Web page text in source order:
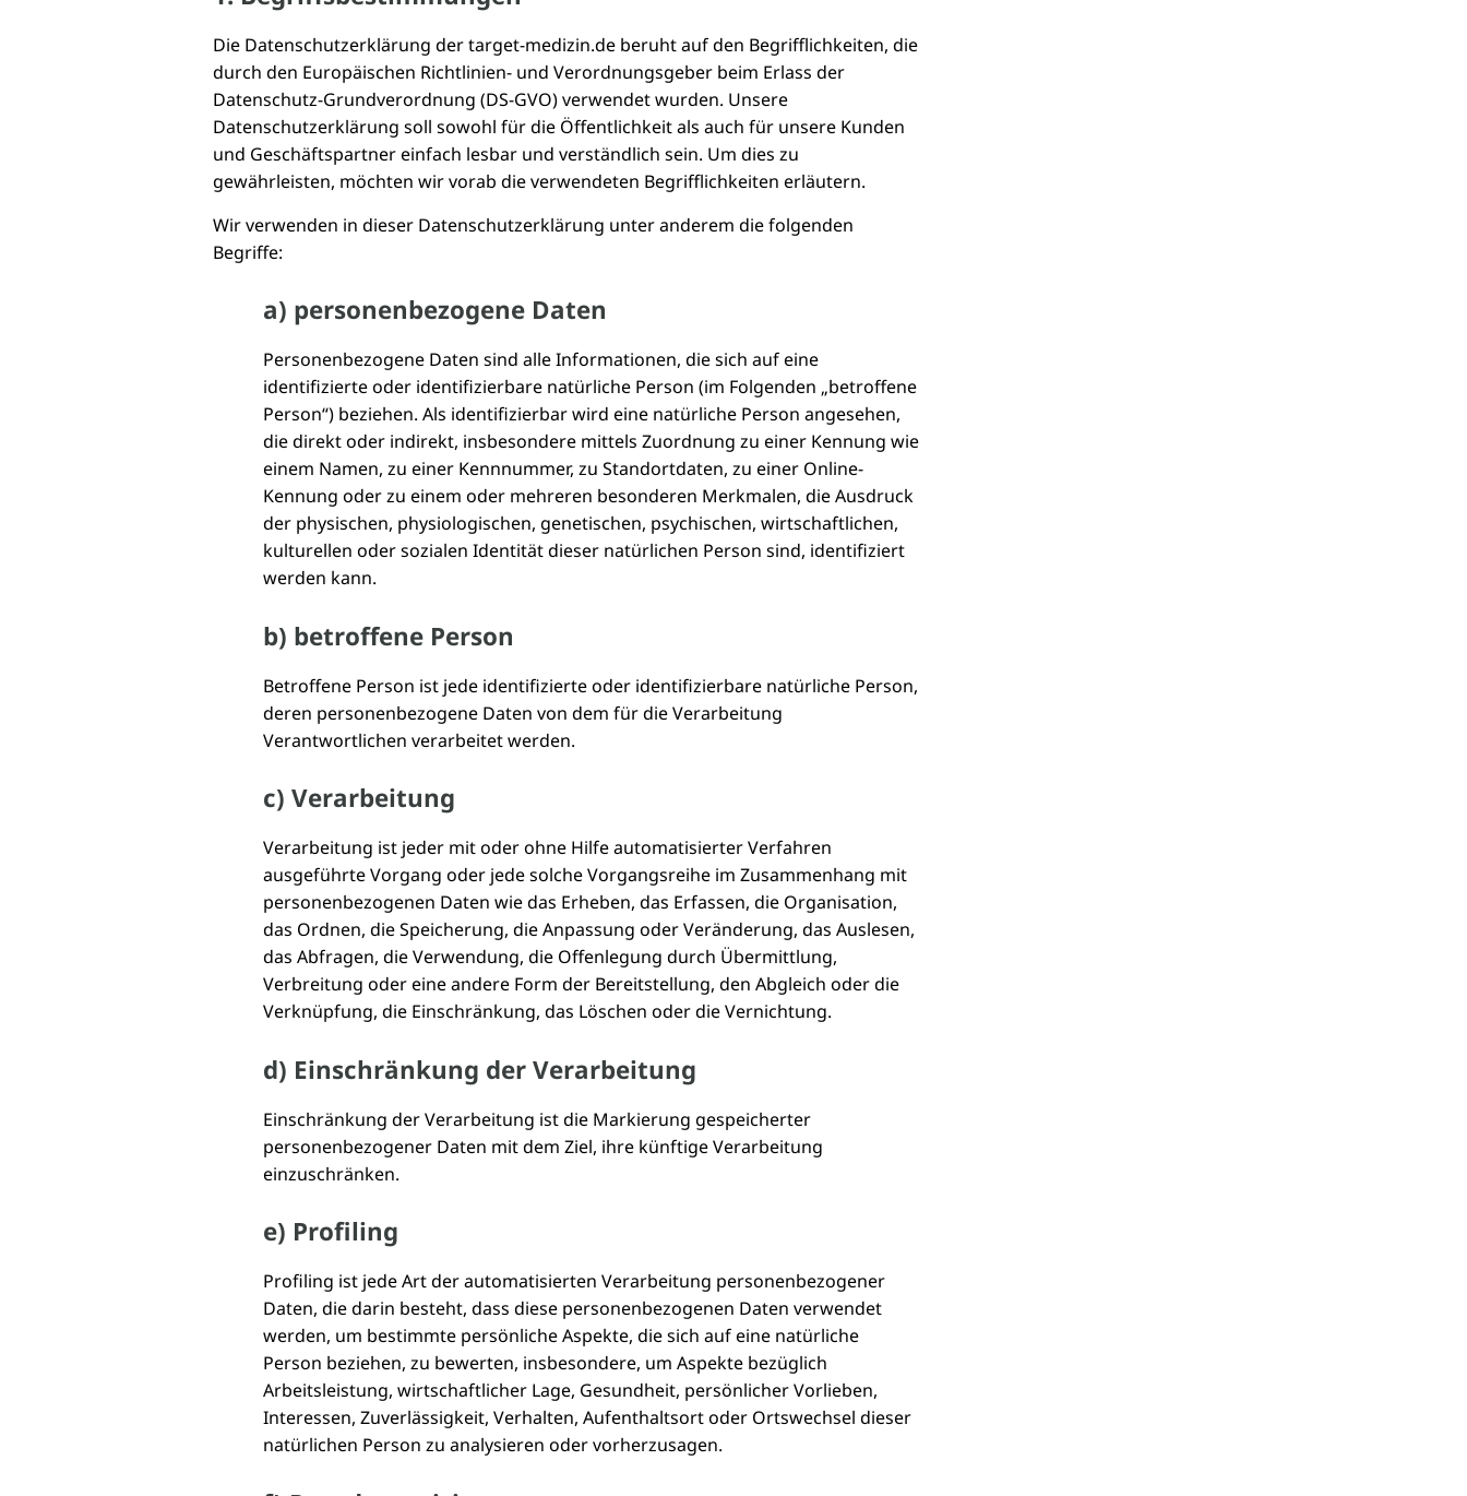
Die Datenschutzerklärung der target-medizin.de beruht auf den Begrifflichkeiten, die
durch den Europäischen Richtlinien- und Verordnungsgeber beim Erlass der
Datenschutz-Grundverordnung (DS-GVO) verwendet wurden. Unsere
Datenschutzerklärung soll sowohl für die Öffentlichkeit als auch für unsere Kunden
und Geschäftspartner einfach lesbar und verständlich sein. Um dies zu
gewährleisten, möchten wir vorab die verwendeten Begrifflichkeiten erläutern.
Wir verwenden in dieser Datenschutzerklärung unter anderem die folgenden
Begriffe:
a) personenbezogene Daten
Personenbezogene Daten sind alle Informationen, die sich auf eine
identifizierte oder identifizierbare natürliche Person (im Folgenden „betroffene
Person“) beziehen. Als identifizierbar wird eine natürliche Person angesehen,
die direkt oder indirekt, insbesondere mittels Zuordnung zu einer Kennung wie
einem Namen, zu einer Kennnummer, zu Standortdaten, zu einer Online-
Kennung oder zu einem oder mehreren besonderen Merkmalen, die Ausdruck
der physischen, physiologischen, genetischen, psychischen, wirtschaftlichen,
kulturellen oder sozialen Identität dieser natürlichen Person sind, identifiziert
werden kann.
b) betroffene Person
Betroffene Person ist jede identifizierte oder identifizierbare natürliche Person,
deren personenbezogene Daten von dem für die Verarbeitung
Verantwortlichen verarbeitet werden.
c) Verarbeitung
Verarbeitung ist jeder mit oder ohne Hilfe automatisierter Verfahren
ausgeführte Vorgang oder jede solche Vorgangsreihe im Zusammenhang mit
personenbezogenen Daten wie das Erheben, das Erfassen, die Organisation,
das Ordnen, die Speicherung, die Anpassung oder Veränderung, das Auslesen,
das Abfragen, die Verwendung, die Offenlegung durch Übermittlung,
Verbreitung oder eine andere Form der Bereitstellung, den Abgleich oder die
Verknüpfung, die Einschränkung, das Löschen oder die Vernichtung.
d) Einschränkung der Verarbeitung
Einschränkung der Verarbeitung ist die Markierung gespeicherter
personenbezogener Daten mit dem Ziel, ihre künftige Verarbeitung
einzuschränken.
e) Profiling
Profiling ist jede Art der automatisierten Verarbeitung personenbezogener
Daten, die darin besteht, dass diese personenbezogenen Daten verwendet
werden, um bestimmte persönliche Aspekte, die sich auf eine natürliche
Person beziehen, zu bewerten, insbesondere, um Aspekte bezüglich
Arbeitsleistung, wirtschaftlicher Lage, Gesundheit, persönlicher Vorlieben,
Interessen, Zuverlässigkeit, Verhalten, Aufenthaltsort oder Ortswechsel dieser
natürlichen Person zu analysieren oder vorherzusagen.